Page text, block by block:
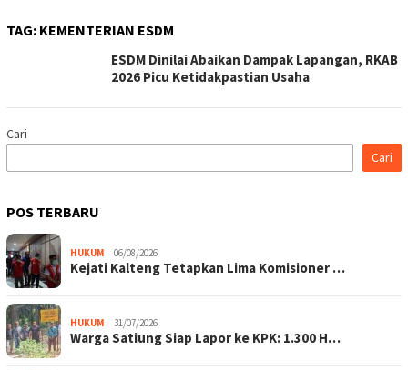
TAG: KEMENTERIAN ESDM
ESDM Dinilai Abaikan Dampak Lapangan, RKAB
2026 Picu Ketidakpastian Usaha
Cari
Cari
POS TERBARU
HUKUM 06/08/2026
Kejati Kalteng Tetapkan Lima Komisioner …
HUKUM 31/07/2026
Warga Satiung Siap Lapor ke KPK: 1.300 H…